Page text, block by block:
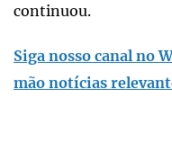
continuou.
Siga nosso canal no
mão notícias